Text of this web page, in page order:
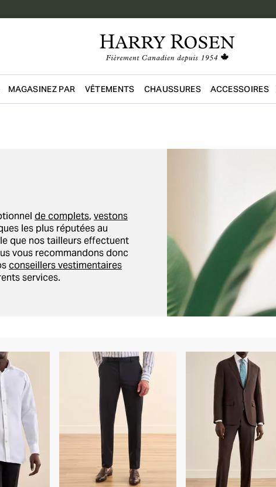
Passer au contenu
MAGASINEZ PAR VÊTEMENTS CHAUSSURES ACCESSOIRES
de complets, vestons
les plus réputées au
que nos tailleurs effectuent
vous recommandons donc
conseillers vestimentaires
services.